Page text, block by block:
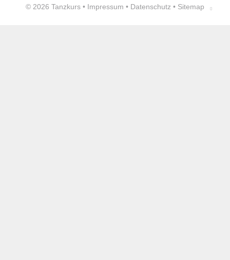
© 2026 Tanzkurs • Impressum • Datenschutz • Sitemap